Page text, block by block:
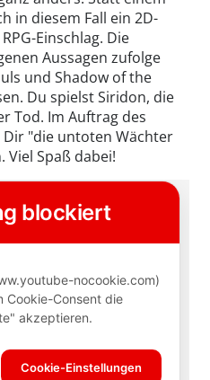
in diesem Fall ein 2D-
Einschlag. Die
Aussagen zufolge
und Shadow of the
Du spielst Siridon, die
Tod. Im Auftrag des
"die untoten Wächter
Viel Spaß dabei!